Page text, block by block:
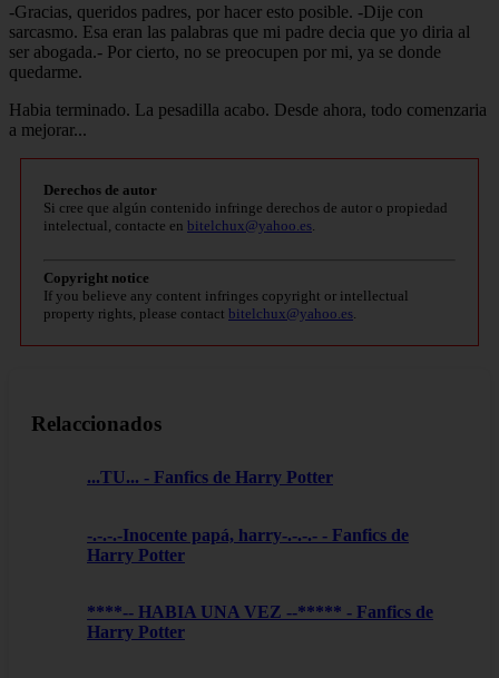
-Gracias, queridos padres, por hacer esto posible. -Dije con
sarcasmo. Esa eran las palabras que mi padre decia que yo diria al
ser abogada.- Por cierto, no se preocupen por mi, ya se donde
quedarme.
Habia terminado. La pesadilla acabo. Desde ahora, todo comenzaria
a mejorar...
Derechos de autor
Si cree que algún contenido infringe derechos de autor o propiedad
intelectual, contacte en bitelchux@yahoo.es
Copyright notice
If you believe any content infringes copyright or intellectual
property rights, please contact bitelchux@yahoo.es
Relaccionados
...TU... - Fanfics de Harry Potter
-.-.-.-Inocente papá, harry-.-.-.- - Fanfics de
Harry Potter
****-- HABIA UNA VEZ --***** - Fanfics de
Harry Potter